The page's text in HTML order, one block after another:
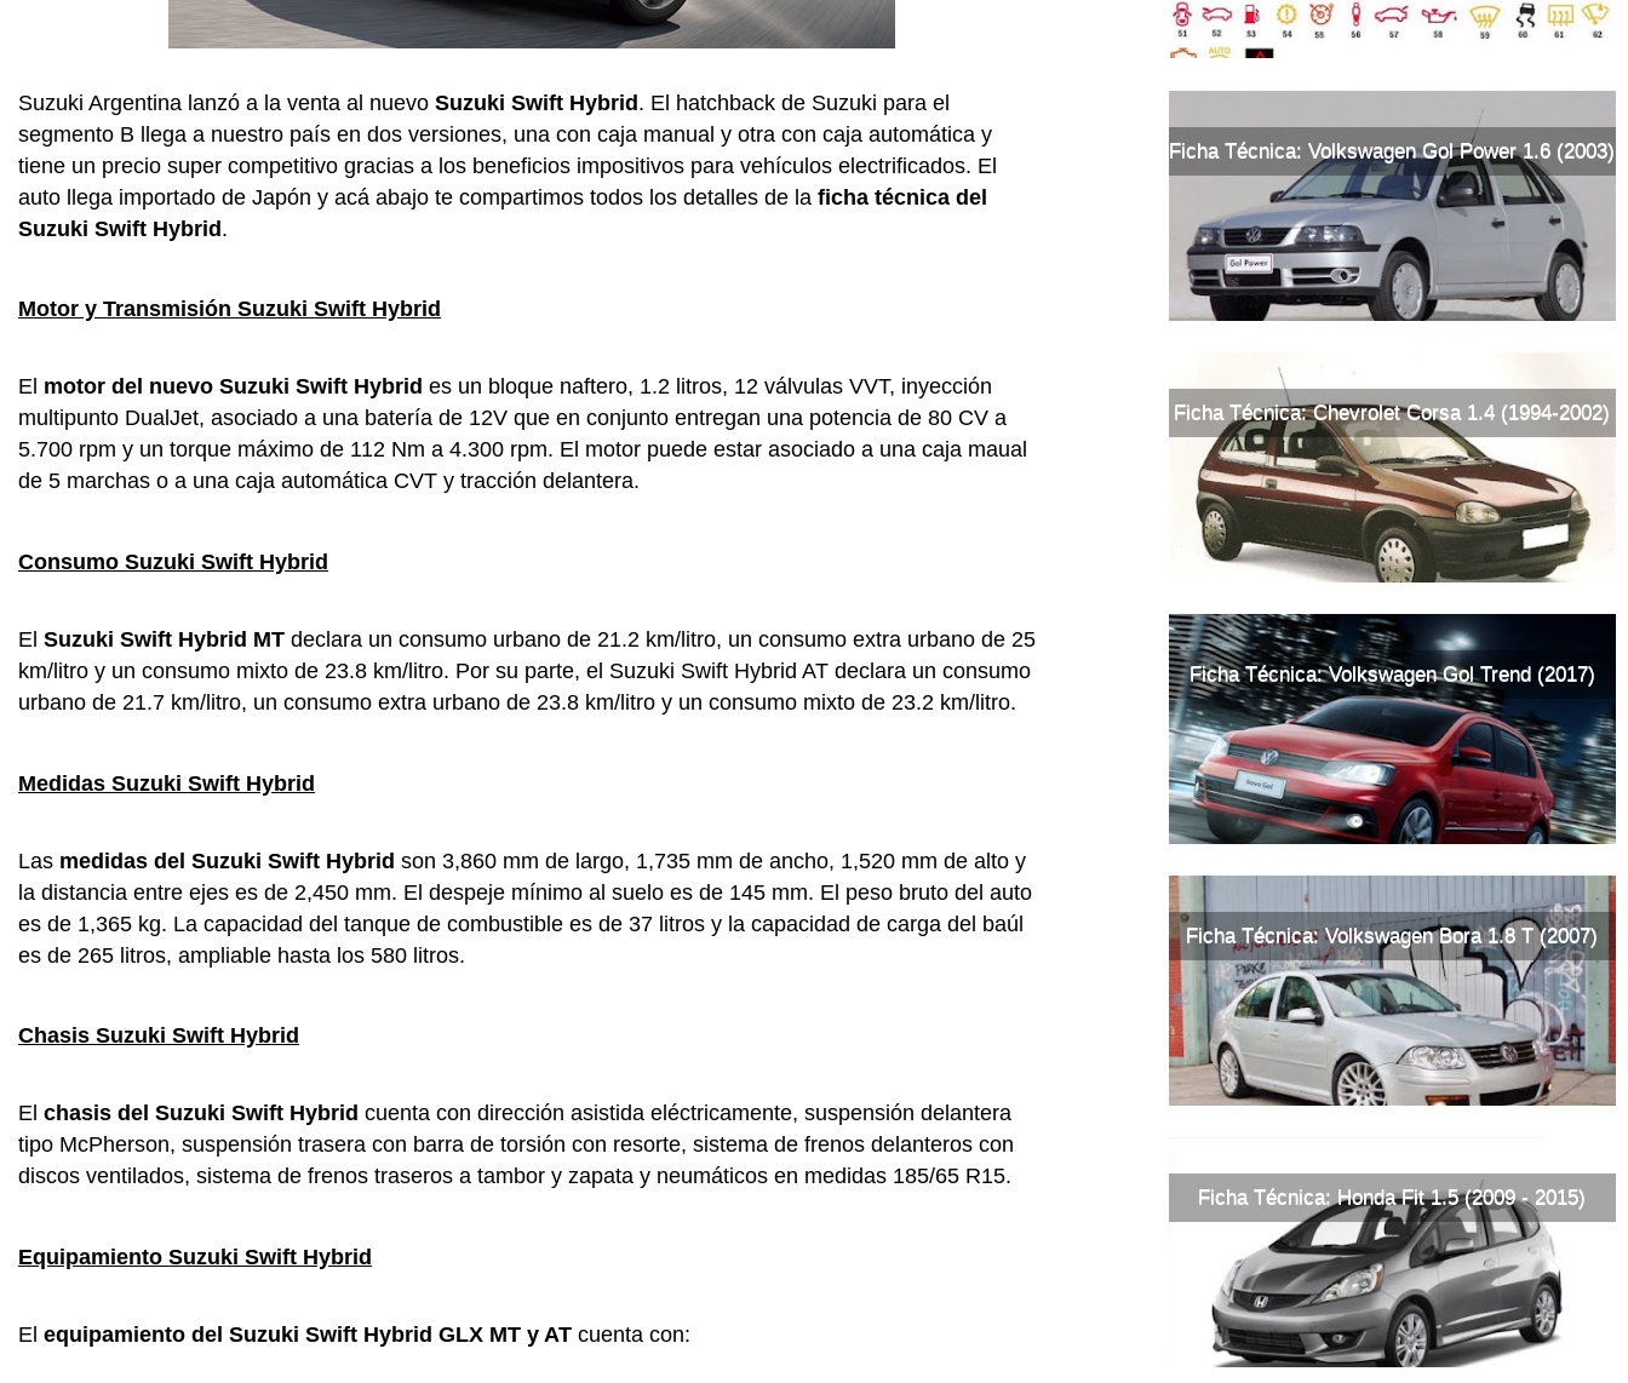
Suzuki Argentina lanzó a la venta al nuevo Suzuki Swift Hybrid. El hatchback de Suzuki para el
segmento B llega a nuestro país en dos versiones, una con caja manual y otra con caja automática y
tiene un precio super competitivo gracias a los beneficios impositivos para vehículos electrificados. El
auto llega importado de Japón y acá abajo te compartimos todos los detalles de la ficha técnica del
Suzuki Swift Hybrid.
Motor y Transmisión Suzuki Swift Hybrid
El motor del nuevo Suzuki Swift Hybrid es un bloque naftero, 1.2 litros, 12 válvulas VVT, inyección
multipunto DualJet, asociado a una batería de 12V que en conjunto entregan una potencia de 80 CV a
5.700 rpm y un torque máximo de 112 Nm a 4.300 rpm. El motor puede estar asociado a una caja maual
de 5 marchas o a una caja automática CVT y tracción delantera.
Consumo Suzuki Swift Hybrid
El Suzuki Swift Hybrid MT declara un consumo urbano de 21.2 km/litro, un consumo extra urbano de 25
km/litro y un consumo mixto de 23.8 km/litro. Por su parte, el Suzuki Swift Hybrid AT declara un consumo
urbano de 21.7 km/litro, un consumo extra urbano de 23.8 km/litro y un consumo mixto de 23.2 km/litro.
Medidas Suzuki Swift Hybrid
Las medidas del Suzuki Swift Hybrid son 3,860 mm de largo, 1,735 mm de ancho, 1,520 mm de alto y
la distancia entre ejes es de 2,450 mm. El despeje mínimo al suelo es de 145 mm. El peso bruto del auto
es de 1,365 kg. La capacidad del tanque de combustible es de 37 litros y la capacidad de carga del baúl
es de 265 litros, ampliable hasta los 580 litros.
Chasis Suzuki Swift Hybrid
El chasis del Suzuki Swift Hybrid cuenta con dirección asistida eléctricamente, suspensión delantera
tipo McPherson, suspensión trasera con barra de torsión con resorte, sistema de frenos delanteros con
discos ventilados, sistema de frenos traseros a tambor y zapata y neumáticos en medidas 185/65 R15.
Equipamiento Suzuki Swift Hybrid
El equipamiento del Suzuki Swift Hybrid GLX MT y AT cuenta con:
Ficha Técnica: Volkswagen Gol Power 1.6 (2003)
Ficha Técnica: Chevrolet Corsa 1.4 (1994-2002)
Ficha Técnica: Volkswagen Gol Trend (2017)
Ficha Técnica: Volkswagen Bora 1.8 T (2007)
Ficha Técnica: Honda Fit 1.5 (2009 - 2015)